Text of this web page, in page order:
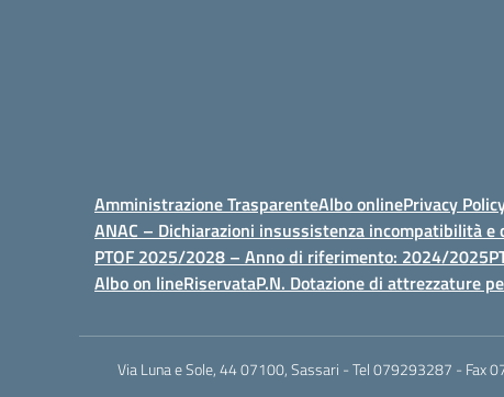
Amministrazione TrasparenteAlbo onlinePrivacy
ANAC – Dichiarazioni insussistenza incompatibilità
PTOF 2025/2028 – Anno di riferimento: 2024/2025
Albo on lineRiservataP.N. Dotazione di attrezzature
Via Luna e Sole, 44 07100, Sassari - Tel 079293287 - Fax